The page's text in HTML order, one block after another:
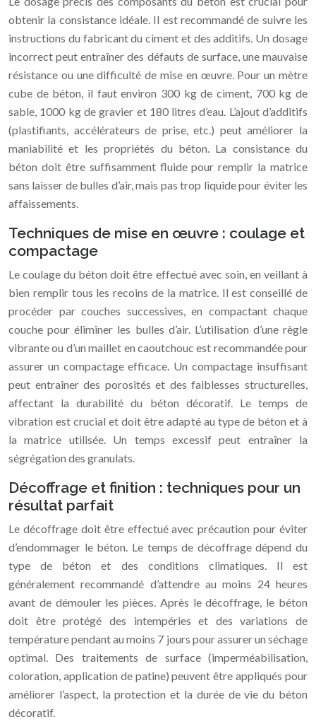
obtenir la consistance idéale. Il est recommandé de suivre les
instructions du fabricant du ciment et des additifs. Un dosage
incorrect peut entraîner des défauts de surface, une mauvaise
résistance ou une difficulté de mise en œuvre. Pour un mètre
cube de béton, il faut environ 300 kg de ciment, 700 kg de
sable, 1000 kg de gravier et 180 litres d’eau. L’ajout d’additifs
(plastifiants, accélérateurs de prise, etc.) peut améliorer la
maniabilité et les propriétés du béton. La consistance du
béton doit être suffisamment fluide pour remplir la matrice
sans laisser de bulles d’air, mais pas trop liquide pour éviter les
affaissements.
Techniques de mise en œuvre : coulage et
compactage
Le coulage du béton doit être effectué avec soin, en veillant à
bien remplir tous les recoins de la matrice. Il est conseillé de
procéder par couches successives, en compactant chaque
couche pour éliminer les bulles d’air. L’utilisation d’une règle
vibrante ou d’un maillet en caoutchouc est recommandée pour
assurer un compactage efficace. Un compactage insuffisant
peut entraîner des porosités et des faiblesses structurelles,
affectant la durabilité du béton décoratif. Le temps de
vibration est crucial et doit être adapté au type de béton et à
la matrice utilisée. Un temps excessif peut entraîner la
ségrégation des granulats.
Décoffrage et finition : techniques pour un
résultat parfait
Le décoffrage doit être effectué avec précaution pour éviter
d’endommager le béton. Le temps de décoffrage dépend du
type de béton et des conditions climatiques. Il est
généralement recommandé d’attendre au moins 24 heures
avant de démouler les pièces. Après le décoffrage, le béton
doit être protégé des intempéries et des variations de
température pendant au moins 7 jours pour assurer un séchage
optimal. Des traitements de surface (imperméabilisation,
coloration, application de patine) peuvent être appliqués pour
améliorer l’aspect, la protection et la durée de vie du béton
décoratif.